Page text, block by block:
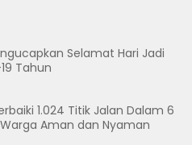
Selamat Hari Jadi
Tahun
1.024 Titik Jalan Dalam 6
Aman dan Nyaman